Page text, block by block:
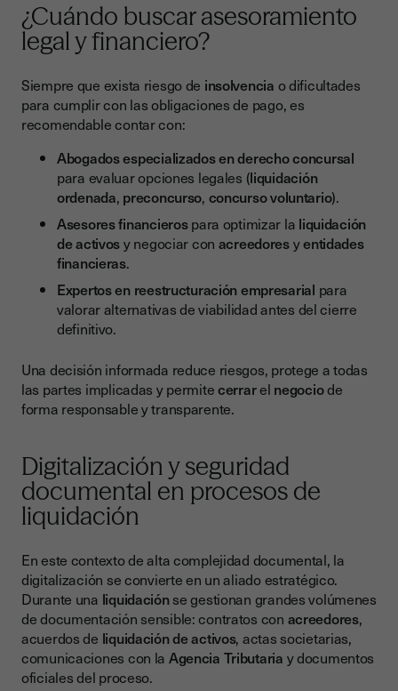
¿Cuándo buscar asesoramiento
legal y financiero?
Siempre que exista riesgo de insolvencia o dificultades
para cumplir con las obligaciones de pago, es
recomendable contar con:
Abogados especializados en derecho concursal
para evaluar opciones legales (liquidación
ordenada, preconcurso, concurso voluntario).
Asesores financierospara optimizar la liquidación
de activosy negociar con acreedoresyentidades
financieras.
Expertos en reestructuración empresarial para
valorar alternativas de viabilidad antes del cierre
definitivo.
Una decisión informada reduce riesgos, protege a todas
las partes implicadas y permitecerrarel negociode
forma responsable y transparente.
Digitalización y seguridad
documental en procesos de
liquidación
En este contexto de alta complejidad documental, la
digitalización se convierte en un aliado estratégico.
Durante una liquidaciónse gestionan grandes volúmenes
de documentación sensible: contratos con acreedores,
acuerdos de liquidación de activos, actas societarias,
comunicaciones con la Agencia Tributaria y documentos
oficiales del proceso.